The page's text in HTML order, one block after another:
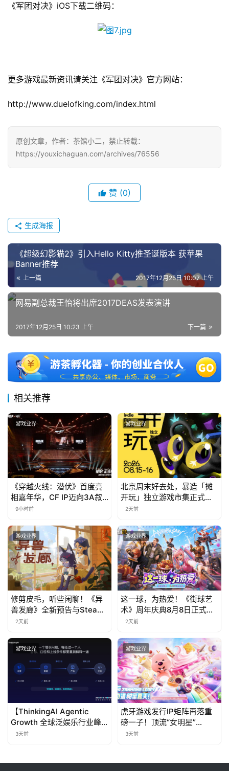
接
站
中
文
《军团对决》iOS下载二维码：
更多游戏最新资讯请关注《军团对决》官方网站：
http://www.duelofking.com/index.html
原创文章，作者：茶馆小二，禁止转载：
https://youxichaguan.com/archives/76556
赞 (0)
生成海报
《超级幻影猫2》引入Hello Kitty推圣诞版本 获苹果
Banner推荐
上一篇 2017年12月25日 10:07 上午
网易副总裁王怡将出席2017DEAS发表演讲
下一篇
2017年12月25日 10:23 上午
相关推荐
游戏业界
《穿越火线：潜伏》首度亮
相嘉年华，CF IP迈向3A叙
事新高度
9小时前
游戏业界
北京周末好去处，暴造「摊
开玩」独立游戏市集正式开
票！
2天前
游戏业界
修剪皮毛，听些闲聊！《异
兽发廊》全新预告与Steam
免费试玩公开
2天前
游戏业界
这一球，为热爱！《街球艺
术》周年庆典8月8日正式上
线，多重福利与全新内容同
2天前
游戏业界
【ThinkingAI Agentic
Growth 全球泛娱乐行业峰
会】Agent 时代，人到底负
3天前
游戏业界
虎牙游戏发行IP矩阵再落重
磅一子！顶流“女明星”
ZANMANG LOOPY 正版3D
3天前